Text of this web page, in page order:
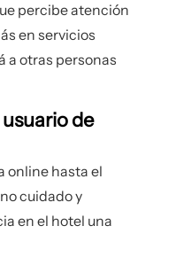
percibe atención
en servicios
a otras personas
de
online hasta el
cuidado y
en el hotel una